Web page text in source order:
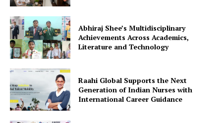
Abhiraj Shee’s Multidisciplinary
Achievements Across Academics,
Literature and Technology
Raahi Global Supports the Next
Generation of Indian Nurses with
International Career Guidance